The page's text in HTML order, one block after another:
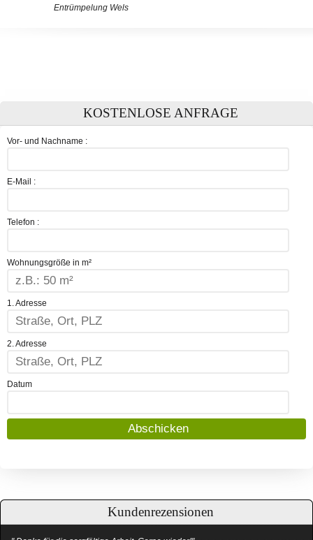
Entrümpelung Wels
KOSTENLOSE ANFRAGE
Vor- und Nachname :
E-Mail :
Telefon :
Wohnungsgröße in m²
1. Adresse
2. Adresse
Datum
Kundenrezensionen